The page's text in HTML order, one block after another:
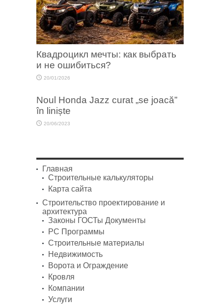
Квадроцикл мечты: как выбрать
и не ошибиться?
20/01/2026
Noul Honda Jazz curat „se joacă”
în liniște
20/06/2023
Главная
Строительные калькуляторы
Карта сайта
Строительство проектирование и
архитектура
Законы ГОСТы Документы
PC Программы
Строительные материалы
Недвижимость
Ворота и Ограждение
Кровля
Компании
Услуги